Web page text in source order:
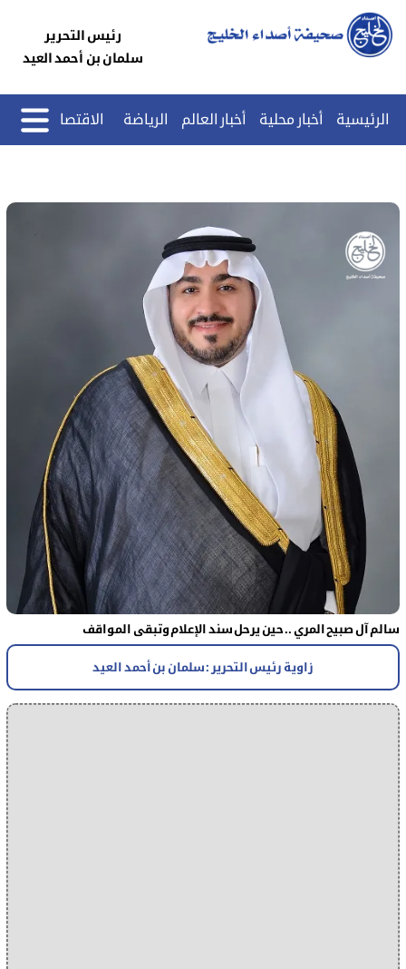
رئيس التحرير
سلمان بن أحمد العيد
الرئيسية أخبار محلية أخبار العالم الرياضة الاقتصاد
سالم آل صبيح المري .. حين يرحل سند الإعلام وتبقى المواقف
زاوية رئيس التحرير : سلمان بن أحمد العيد